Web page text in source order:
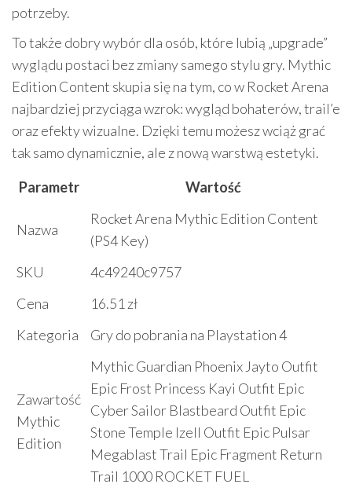
potrzeby.
To także dobry wybór dla osób, które lubią „upgrade”
wyglądu postaci bez zmiany samego stylu gry. Mythic
Edition Content skupia się na tym, co w Rocket Arena
najbardziej przyciąga wzrok: wygląd bohaterów, trail’e
oraz efekty wizualne. Dzięki temu możesz wciąż grać
tak samo dynamicznie, ale z nową warstwą estetyki.
Parametr
Wartość
Nazwa
Rocket Arena Mythic Edition Content
(PS4 Key)
SKU
4c49240c9757
Cena
16.51 zł
Kategoria
Gry do pobrania na Playstation 4
Zawartość
Mythic
Edition
Mythic Guardian Phoenix Jayto Outfit
Epic Frost Princess Kayi Outfit Epic
Cyber Sailor Blastbeard Outfit Epic
Stone Temple Izell Outfit Epic Pulsar
Megablast Trail Epic Fragment Return
Trail 1000 ROCKET FUEL